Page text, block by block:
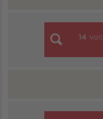
14 von